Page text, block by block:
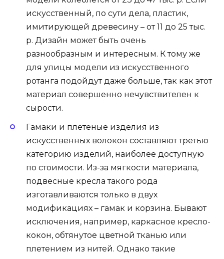
искусственный, по сути дела, пластик,
имитирующей древесину – от 11 до 25 тыс.
р. Дизайн может быть очень
разнообразным и интересным. К тому же
для улицы модели из искусственного
ротанга подойдут даже больше, так как этот
материал совершенно нечувствителен к
сырости.
Гамаки и плетеные изделия из
искусственных волокон составляют третью
категорию изделий, наиболее доступную
по стоимости. Из-за мягкости материала,
подвесные кресла такого рода
изготавливаются только в двух
модификациях – гамак и корзина. Бывают
исключения, например, каркасное кресло-
кокон, обтянутое цветной тканью или
плетением из нитей. Однако такие